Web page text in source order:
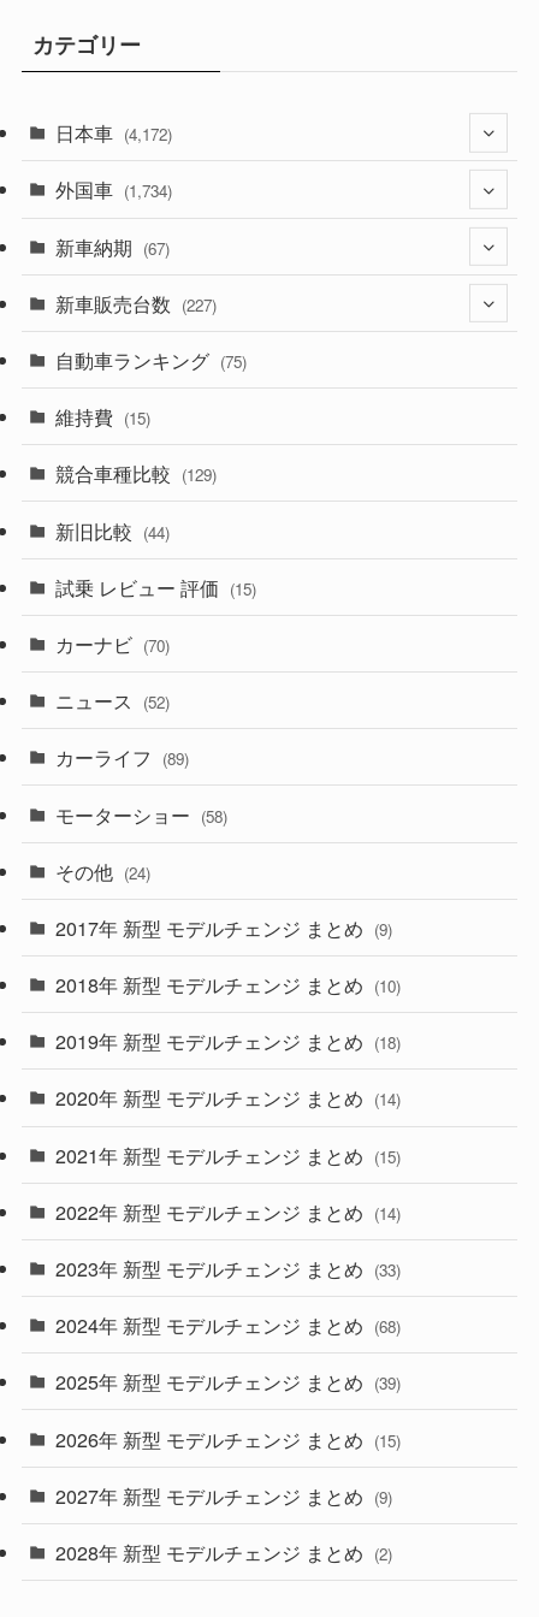
カテゴリー
日本車 (4,172)
(1,321)
(329)
(357)
(328)
(194)
(230)
(253)
外国車 (1,734)
(242)
(85)
(84)
(14)
(222)
(50)
(43)
(6)
(9)
(4)
(30)
(27)
(58)
(28)
(27)
(26)
(33)
(10)
(35)
(10)
(9)
(22)
(4)
(9)
(4)
(1)
新車納期 (67)
(28)
(8)
(3)
(3)
(5)
(1)
新車販売台数 (227)
(21)
(5)
(7)
(5)
自動車ランキング (75)
維持費 (15)
競合車種比較 (129)
新旧比較 (44)
試乗 レビュー 評価 (15)
カーナビ (70)
ニュース (52)
カーライフ (89)
モーターショー (58)
その他 (24)
2017年 新型 モデルチェンジ まとめ (9)
2018年 新型 モデルチェンジ まとめ (10)
2019年 新型 モデルチェンジ まとめ (18)
2020年 新型 モデルチェンジ まとめ (14)
2021年 新型 モデルチェンジ まとめ (15)
2022年 新型 モデルチェンジ まとめ (14)
2023年 新型 モデルチェンジ まとめ (33)
2024年 新型 モデルチェンジ まとめ (68)
2025年 新型 モデルチェンジ まとめ (39)
2026年 新型 モデルチェンジ まとめ (15)
2027年 新型 モデルチェンジ まとめ (9)
2028年 新型 モデルチェンジ まとめ (2)